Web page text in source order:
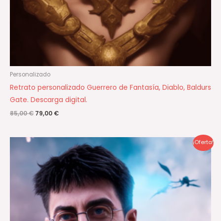
Personalizado
Retrato personalizado Guerrero de Fantasía, Diablo, Baldurs
Gate. Descarga digital.
85,00€ 79,00 €
¡Oferta!
original
era:
85,00 €.
precio
actual
es:
79,00 €.